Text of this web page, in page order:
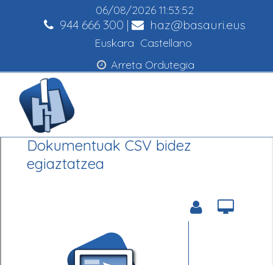
06/08/2026 11:53:52
944 666 300 | haz@basauri.eus
Euskara Castellano
Arreta Ordutegia